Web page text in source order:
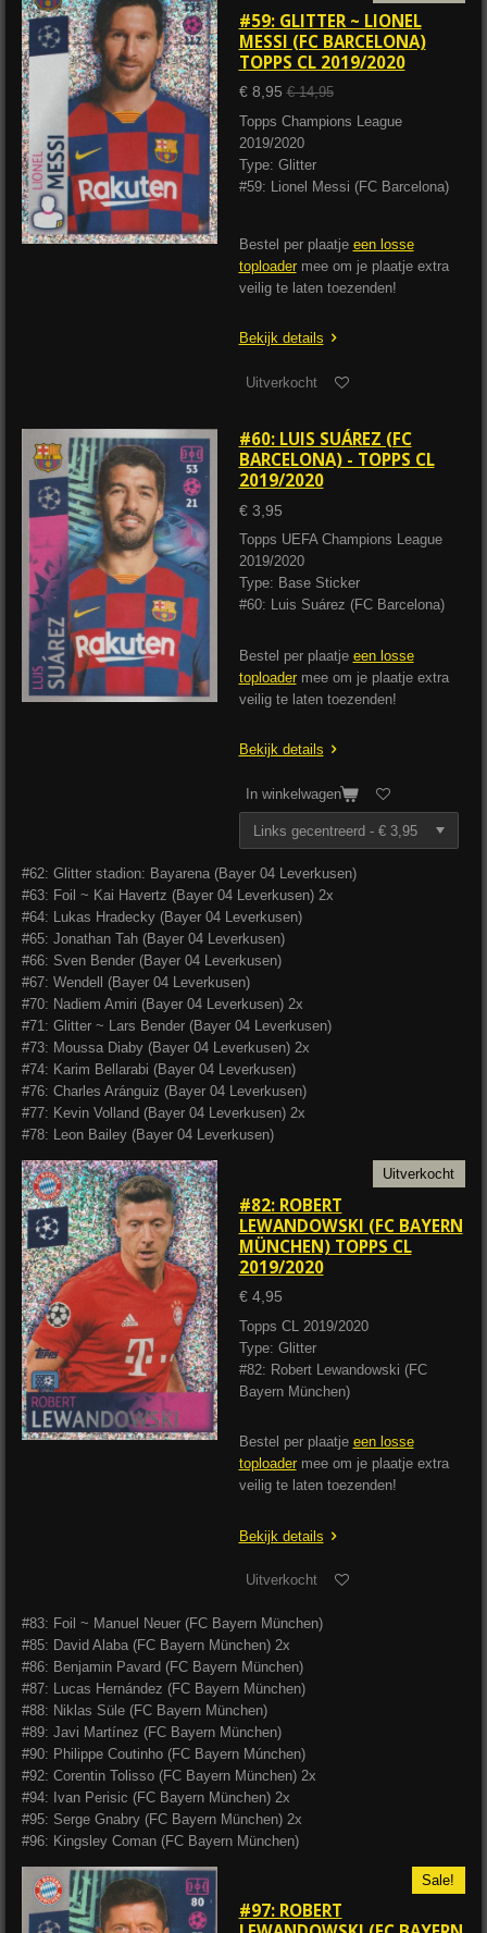
#59: GLITTER ~ LIONEL
MESSI (FC BARCELONA)
TOPPS CL 2019/2020
€ 8,95 € 14,95
Topps Champions League
2019/2020
Type: Glitter
#59: Lionel Messi (FC Barcelona)
Bestel per plaatje een losse
toploadermee om je plaatje extra
veilig te laten toezenden!
Bekijk details
Uitverkocht
#60: LUIS SUÁREZ (FC
BARCELONA) - TOPPS CL
2019/2020
€ 3,95
Topps UEFA Champions League
2019/2020
Type: Base Sticker
#60: Luis Suárez (FC Barcelona)
Bestel per plaatje een losse
toploadermee om je plaatje extra
veilig te laten toezenden!
Bekijk details
In winkelwagen
#62: Glitter stadion: Bayarena (Bayer 04 Leverkusen)
#63: Foil ~ Kai Havertz (Bayer 04 Leverkusen) 2x
#64: Lukas Hradecky (Bayer 04 Leverkusen)
#65: Jonathan Tah (Bayer 04 Leverkusen)
#66: Sven Bender (Bayer 04 Leverkusen)
#67: Wendell (Bayer 04 Leverkusen)
#70: Nadiem Amiri (Bayer 04 Leverkusen) 2x
#71: Glitter ~ Lars Bender (Bayer 04 Leverkusen)
#73: Moussa Diaby (Bayer 04 Leverkusen) 2x
#74: Karim Bellarabi (Bayer 04 Leverkusen)
#76: Charles Aránguiz (Bayer 04 Leverkusen)
#77: Kevin Volland (Bayer 04 Leverkusen) 2x
#78: Leon Bailey (Bayer 04 Leverkusen)
Uitverkocht
#82: ROBERT
LEWANDOWSKI (FC BAYERN
MÜNCHEN) TOPPS CL
2019/2020
€ 4,95
Topps CL 2019/2020
Type: Glitter
#82: Robert Lewandowski (FC
Bayern München)
Bestel per plaatje een losse
toploadermee om je plaatje extra
veilig te laten toezenden!
Bekijk details
Uitverkocht
#83: Foil ~ Manuel Neuer (FC Bayern München)
#85: David Alaba (FC Bayern München) 2x
#86: Benjamin Pavard (FC Bayern München)
#87: Lucas Hernández (FC Bayern München)
#88: Niklas Süle (FC Bayern München)
#89: Javi Martínez (FC Bayern München)
#90: Philippe Coutinho (FC Bayern Múnchen)
#92: Corentin Tolisso (FC Bayern München) 2x
#94: Ivan Perisic (FC Bayern München) 2x
#95: Serge Gnabry (FC Bayern München) 2x
#96: Kingsley Coman (FC Bayern München)
Sale!
#97: ROBERT